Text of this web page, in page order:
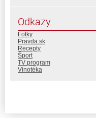
Odkazy
Fotky
Pravda.sk
Recepty
Šport
TV program
Vinotéka